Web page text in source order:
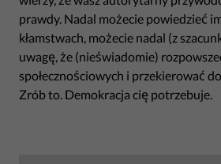
prawdy. Nadal możecie powiedzieć
kłamstwach, możecie nadal (z
uwagę, że (nieświadomie)
społecznościowych i przekierować
Zrób to. Demokracja cię potrzebuje.